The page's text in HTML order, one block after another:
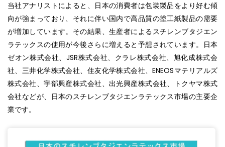
当社アナリストによると、日本の消費者は包装製品をより好む傾
向が強まっており、それに伴い国内で高品質の塗工紙製品の需要
が増加しています。その結果、生産者によるスチレンブタジエン
ラテックスの使用が今後さらに増えると予想されています。日本
ゼオン株式会社、JSR株式会社、クラレ株式会社、旭化成株式会
社、三井化学株式会社、住友化学株式会社、ENEOSマテリアルズ
株式会社、宇部興産株式会社、出光興産株式会社、トクヤマ株式
会社などが、日本のスチレンブタジエンラテックス市場の主要企
業です。